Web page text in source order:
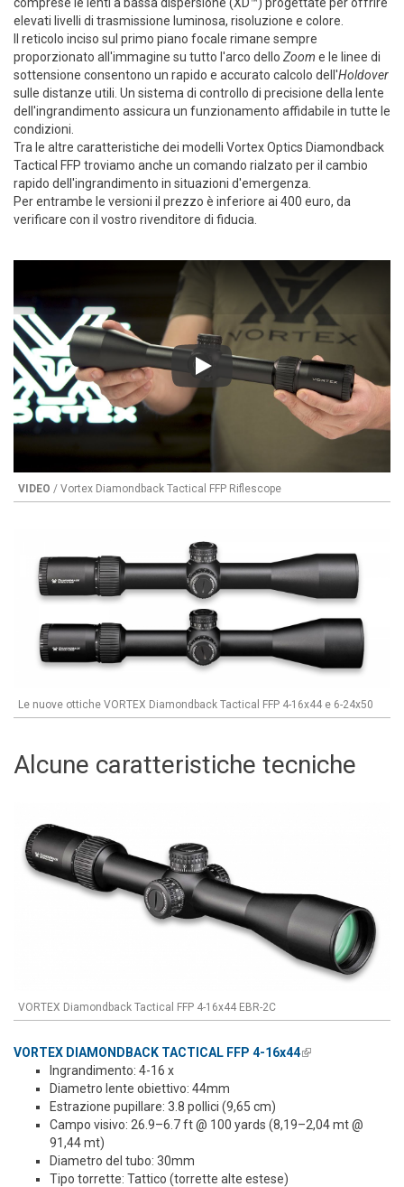
elevati livelli di trasmissione luminosa, risoluzione e colore.
Il reticolo inciso sul primo piano focale rimane sempre
proporzionato all'immagine su tutto l'arco dello Zoom e le linee di
sottensione consentono un rapido e accurato calcolo dell'Holdover
sulle distanze utili. Un sistema di controllo di precisione della lente
dell'ingrandimento assicura un funzionamento affidabile in tutte le
condizioni.
Tra le altre caratteristiche dei modelli Vortex Optics Diamondback
Tactical FFP troviamo anche un comando rialzato per il cambio
rapido dell'ingrandimento in situazioni d'emergenza.
Per entrambe le versioni il prezzo è inferiore ai 400 euro, da
verificare con il vostro rivenditore di fiducia.
Play
VIDEO / Vortex Diamondback Tactical FFP Riflescope
Le nuove ottiche VORTEX Diamondback Tactical FFP 4-16x44 e 6-24x50
Alcune caratteristiche tecniche
VORTEX Diamondback Tactical FFP 4-16x44 EBR-2C
VORTEX DIAMONDBACK TACTICAL FFP 4-16x44(link is external)
Ingrandimento: 4-16 x
Diametro lente obiettivo: 44mm
Estrazione pupillare: 3.8 pollici (9,65 cm)
Campo visivo: 26.9–6.7 ft @ 100 yards (8,19–2,04 mt @
91,44 mt)
Diametro del tubo: 30mm
Tipo torrette: Tattico (torrette alte estese)